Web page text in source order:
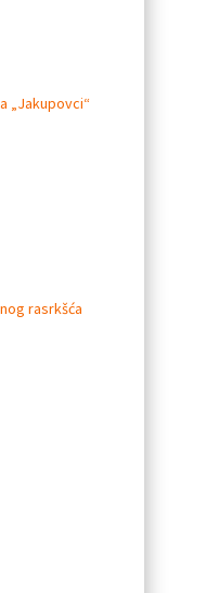
„Jakupovci“
rasrkšća